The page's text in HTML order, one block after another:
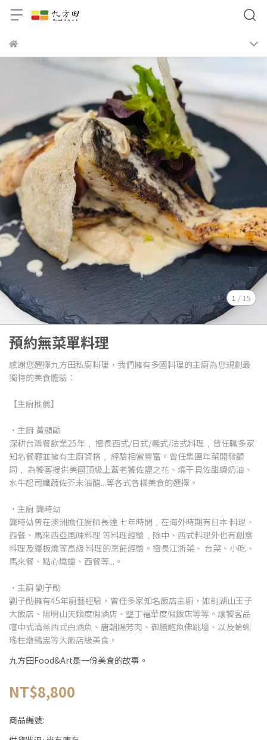
1 / 15
預約無菜單料理
感謝您選擇九方田私廚料理，我們擁有多國料理的主廚為您規劃最
獨特的美食體驗：
【主廚推薦】
·主廚 黃顯勛
深耕台灣餐飲業25年﹐ 擅長西式/日式/義式/法式料理﹐曾任職多家
知名餐廳並擁有主廚資格﹐ 經驗相當豐富。曾任集團年菜開發顧
問﹐ 為饕客提供美國頂級上蓋老饕佐鹽之花、燒干貝佐甜蝦奶油、
水牛起司纖蔬佐芥末油醋...等各式各樣美食的選擇。
·主廚 龔時幼
龔時幼曾在澳洲擔任廚師長達 七年時間﹐在海外時期有日本 料理、
西餐、馬來西亞風味料理 等料理經驗﹐除中、西式料理外也有創意
料理及鐵板燒等高級 料理的烹飪經驗。擅長江浙菜、 台菜、小吃、
馬來餐、點心燒蠟、西餐等...。
·主廚 劉子勛
劉子勛擁有45年廚藝經驗，曾任多家知名飯店主廚，如劍湖山王子
大飯店、陽明山天籟度假酒店、墾丁福華度假飯店等等。讓饕客品
嚐中式清蒸西式白酒魚、唐朝賜芳肉、御膳鮑魚佛跳墻、以及蛤蜊
瑤柱燉鷄盅等大飯店級美食。
九方田Food&Art是一份美食的故事。
NT$8,800
商品編號: